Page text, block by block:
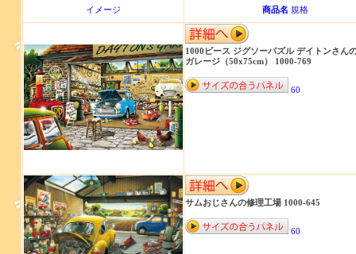
イメージ 商品名 規格
1000ピース ジグソーパズル デイトンさん
ガレージ（50x75cm） 1000-769
60
サムおじさんの修理工場 1000-645
60